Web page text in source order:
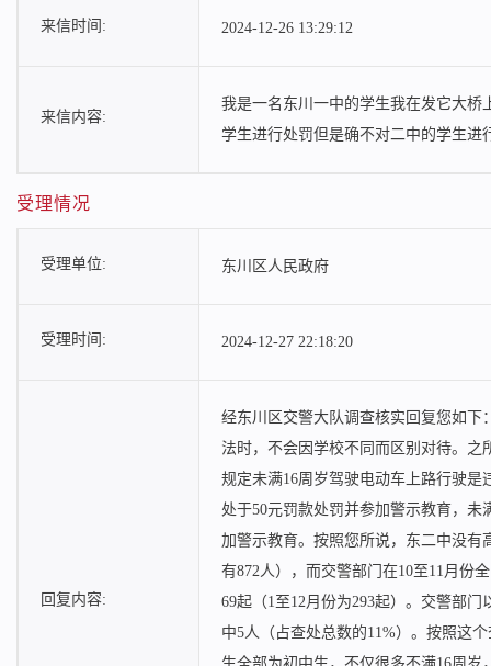
来信时间: 2024-12-26 13:29:12
来信内容:
我是一名东川一中的学生我在发它大桥
学生进行处罚但是确不对二中的学生
受理情况
受理单位: 东川区人民政府
受理时间: 2024-12-27 22:18:20
回复内容:
经东川区交警大队调查核实回复您如
法时，不会因学校不同而区别对待。
规定未满16周岁驾驶电动车上路行驶
处于50元罚款处罚并参加警示教育，
加警示教育。按照您所说，东二中没有
有872人），而交警部门在10至11月份
69起（1至12月份为293起）。交警部
中5人（占查处总数的11%）。按照这